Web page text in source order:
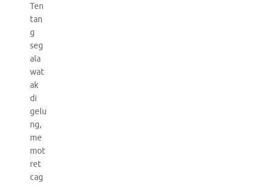
Ten
tan
g
seg
ala
wat
ak
di
gelu
ng,
me
mot
ret
cag